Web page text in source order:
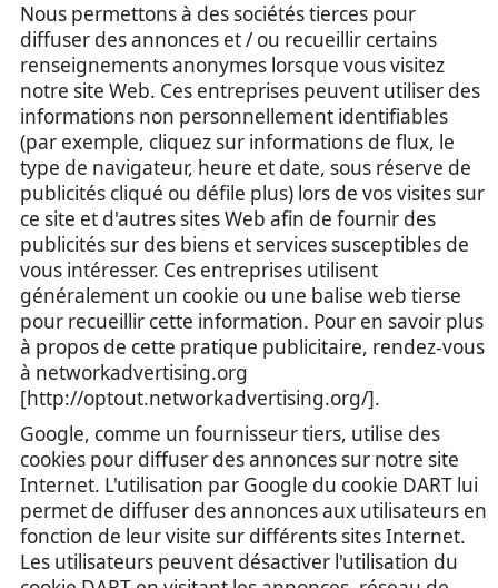
Nous permettons à des sociétés tierces pour
diffuser des annonces et / ou recueillir certains
renseignements anonymes lorsque vous visitez
notre site Web. Ces entreprises peuvent utiliser des
informations non personnellement identifiables
(par exemple, cliquez sur informations de flux, le
type de navigateur, heure et date, sous réserve de
publicités cliqué ou défile plus) lors de vos visites sur
ce site et d'autres sites Web afin de fournir des
publicités sur des biens et services susceptibles de
vous intéresser. Ces entreprises utilisent
généralement un cookie ou une balise web tierse
pour recueillir cette information. Pour en savoir plus
à propos de cette pratique publicitaire, rendez-vous
à networkadvertising.org
[http://optout.networkadvertising.org/].
Google, comme un fournisseur tiers, utilise des
cookies pour diffuser des annonces sur notre site
Internet. L'utilisation par Google du cookie DART lui
permet de diffuser des annonces aux utilisateurs en
fonction de leur visite sur différents sites Internet.
Les utilisateurs peuvent désactiver l'utilisation du